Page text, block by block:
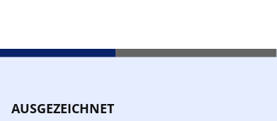
AUSGEZEICHNET